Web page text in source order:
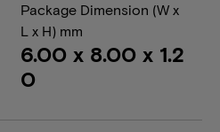
Package Dimension (W x
L x H) mm
6.00 x 8.00 x 1.2
0